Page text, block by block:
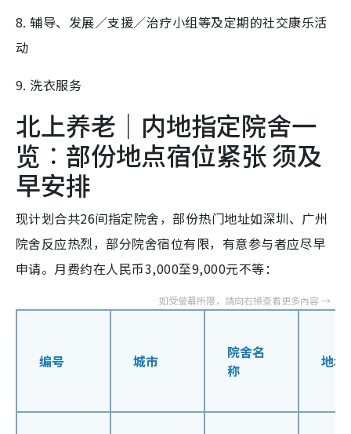
8. 辅导、发展／支援／治疗小组等及定期的社交康乐活
动
9. 洗衣服务
北上养老｜内地指定院舍一
览︰部份地点宿位紧张 须及
早安排
现计划合共26间指定院舍，部份热门地址如深圳、广州
院舍反应热烈，部分院舍宿位有限，有意参与者应尽早
申请。月费约在人民币3,000至9,000元不等：
编号 城市
院舍名
称
地址